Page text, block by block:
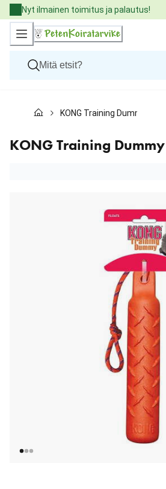
Skip
to
Content
Nyt ilmainen toimitus ja palautus!
Kissat
Eläinlääkäriruoat
Tuotemerkit
KONG Training Dummy
KONG Training Dummy